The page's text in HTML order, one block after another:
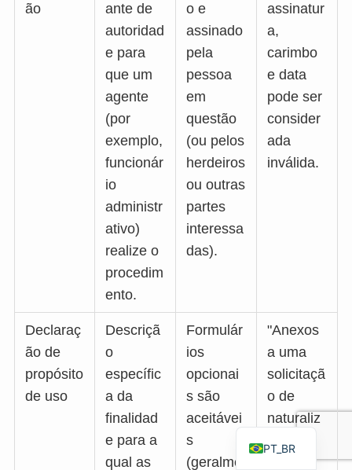
ão
ante de
autoridad
e para
que um
agente
(por
exemplo,
funcionár
io
administr
ativo)
realize o
procedim
ento.
o e
assinado
pela
pessoa
em
questão
(ou pelos
herdeiros
ou outras
partes
interessa
das).
assinatur
a,
carimbo
e data
pode ser
consider
ada
inválida.
Declaraç
ão de
propósito
de uso
Descriçã
o
específic
a da
finalidad
e para a
qual as
Formulár
ios
opcionai
s são
aceitávei
s
(geralme
"Anexos
a uma
solicitaçã
o de
naturaliz
ação",
PT_BR
JA
EN
TW
FR
TH